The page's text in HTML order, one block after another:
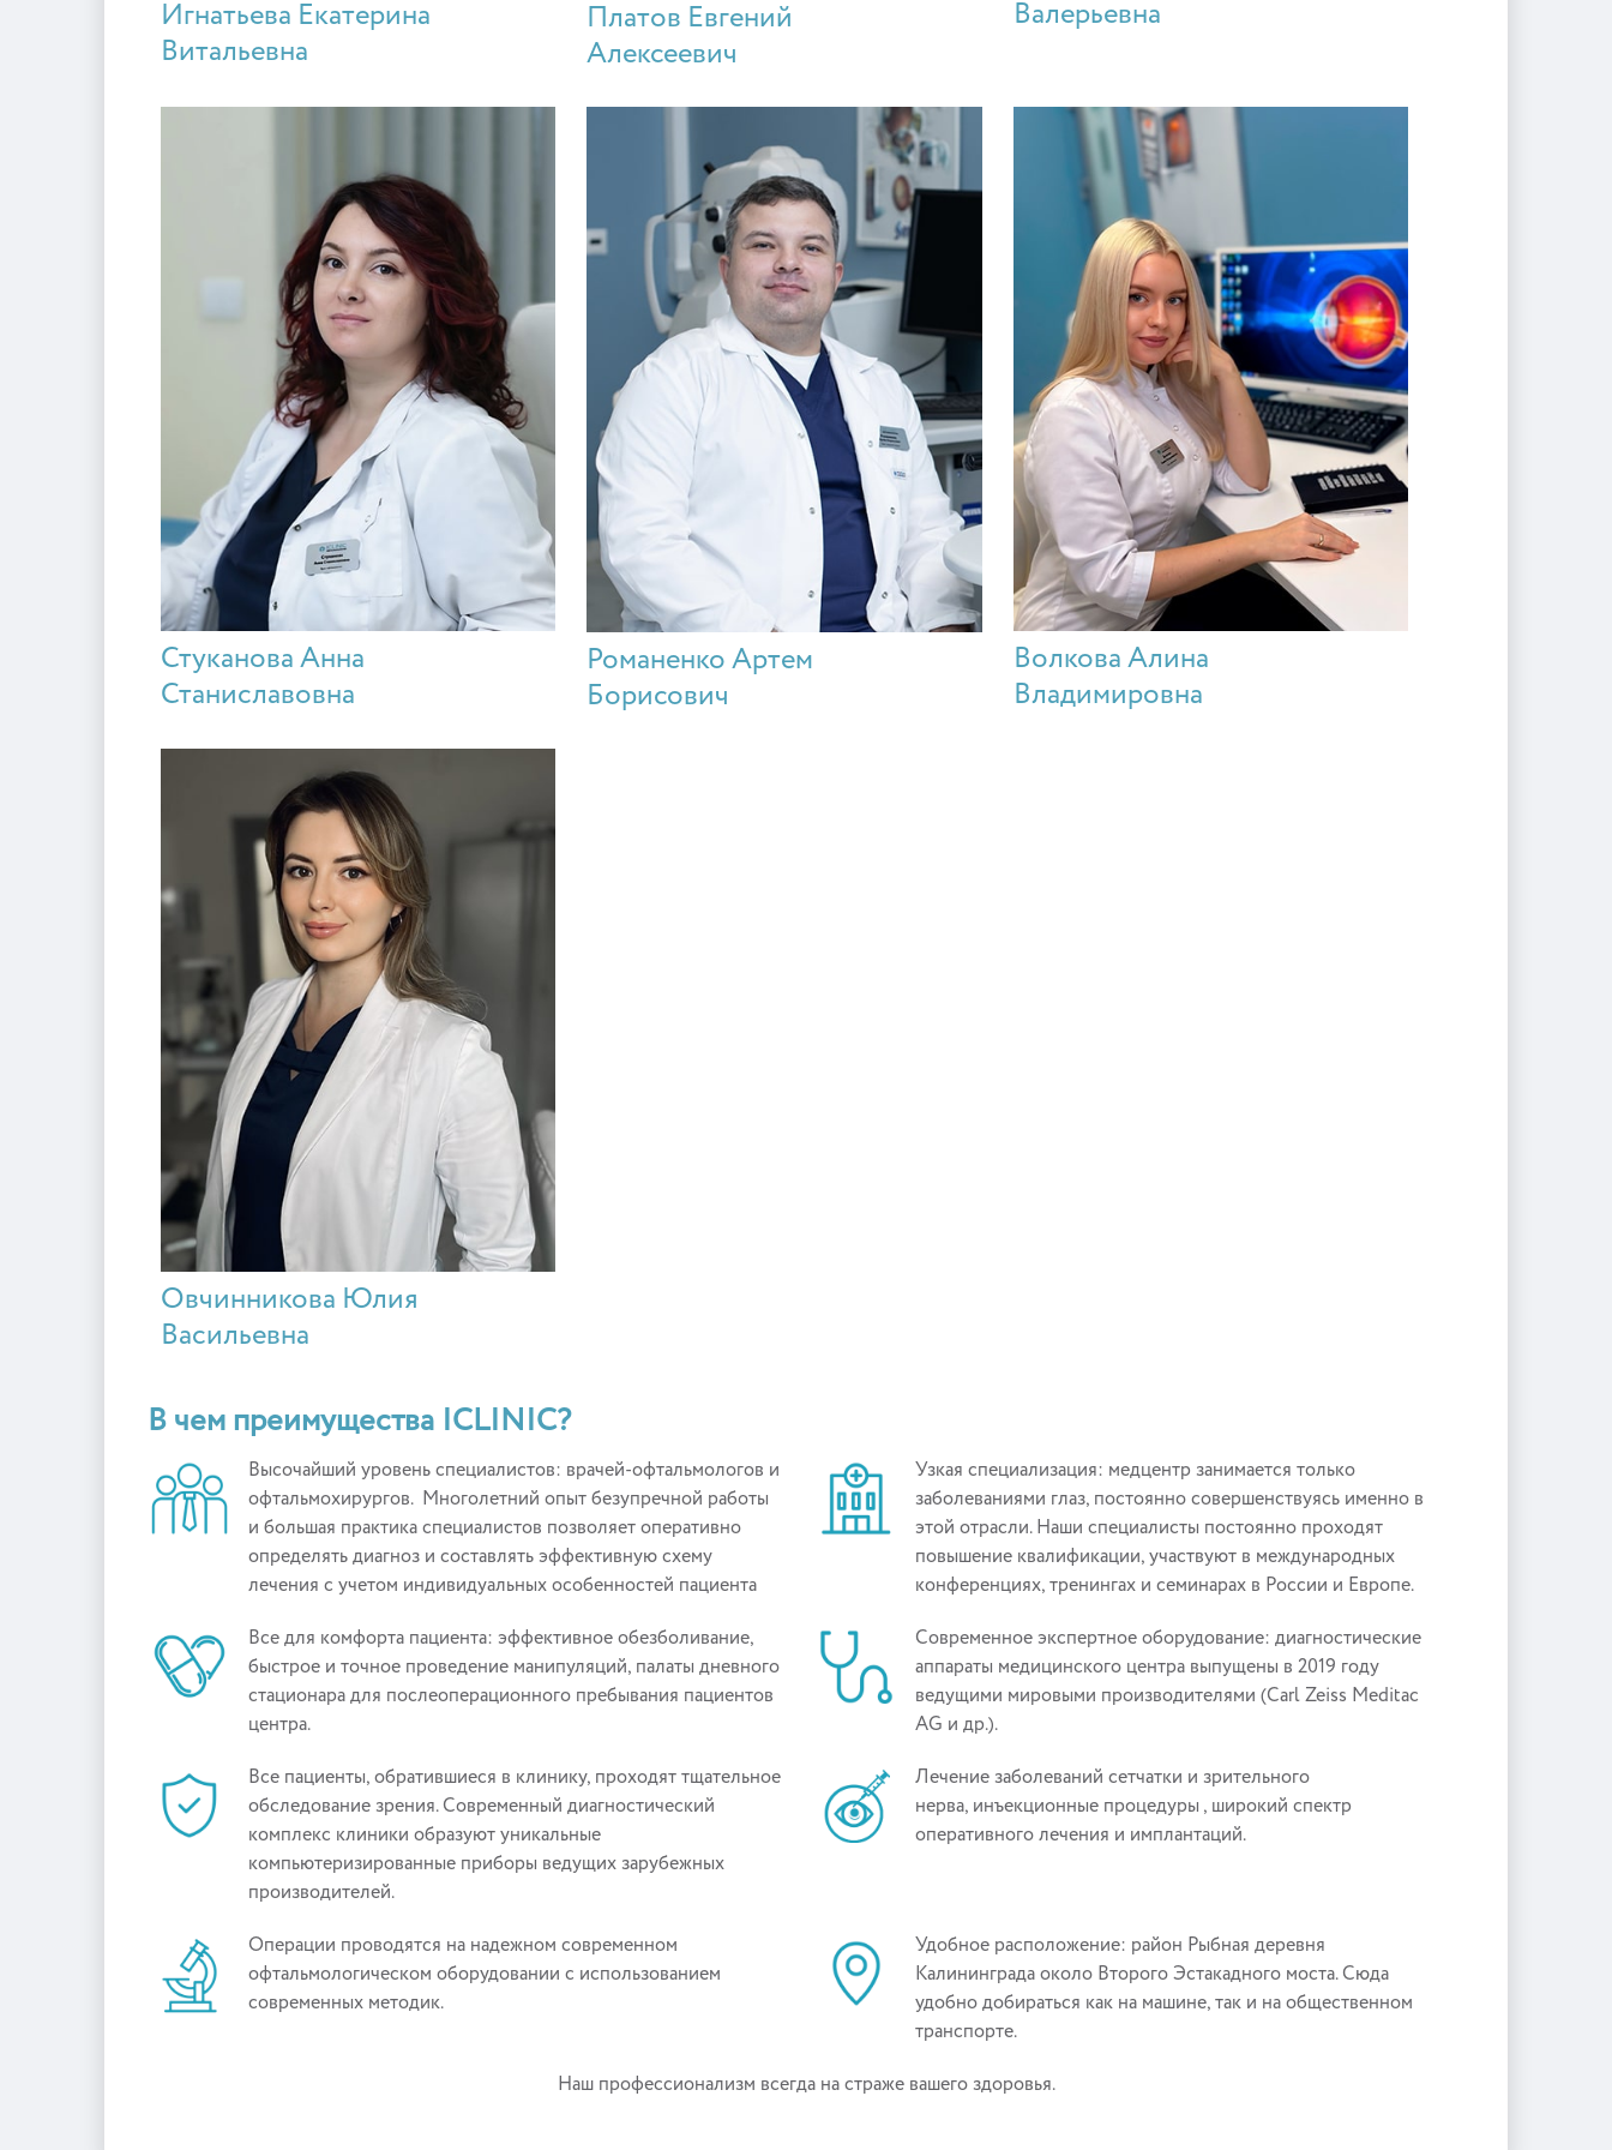
Игнатьева Екатерина
Витальевна
Платов Евгений
Алексеевич
Валерьевна
Стуканова Анна
Станиславовна
Романенко Артем
Борисович
Волкова Алина
Владимировна
Овчинникова Юлия
Васильевна
В чем преимущества ICLINIC?
Высочайший уровень специалистов: врачей-офтальмологов и
офтальмохирургов. Многолетний опыт безупречной работы
и большая практика специалистов позволяет оперативно
определять диагноз и составлять эффективную схему
лечения с учетом индивидуальных особенностей пациента
Узкая специализация: медцентр занимается только
заболеваниями глаз, постоянно совершенствуясь именно в
этой отрасли. Наши специалисты постоянно проходят
повышение квалификации, участвуют в международных
конференциях, тренингах и семинарах в России и Европе.
Все для комфорта пациента: эффективное обезболивание,
быстрое и точное проведение манипуляций, палаты дневного
стационара для послеоперационного пребывания пациентов
центра.
Современное экспертное оборудование: диагностические
аппараты медицинского центра выпущены в 2019 году
ведущими мировыми производителями (Carl Zeiss Meditac
AG и др.).
Все пациенты, обратившиеся в клинику, проходят тщательное
обследование зрения. Современный диагностический
комплекс клиники образуют уникальные
компьютеризированные приборы ведущих зарубежных
производителей.
Лечение заболеваний сетчатки и зрительного
нерва, инъекционные процедуры , широкий спектр
оперативного лечения и имплантаций.
Операции проводятся на надежном современном
офтальмологическом оборудовании с использованием
современных методик.
Удобное расположение: район Рыбная деревня
Калининграда около Второго Эстакадного моста. Сюда
удобно добираться как на машине, так и на общественном
транспорте.
Наш профессионализм всегда на страже вашего здоровья.